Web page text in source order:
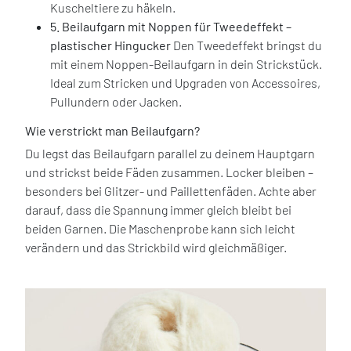
Kuscheltiere zu häkeln.
5. Beilaufgarn mit Noppen für Tweedeffekt –
plastischer Hingucker Den Tweedeffekt bringst du
mit einem Noppen-Beilaufgarn in dein Strickstück.
Ideal zum Stricken und Upgraden von Accessoires,
Pullundern oder Jacken.
Wie verstrickt man Beilaufgarn?
Du legst das Beilaufgarn parallel zu deinem Hauptgarn
und strickst beide Fäden zusammen. Locker bleiben –
besonders bei Glitzer- und Paillettenfäden. Achte aber
darauf, dass die Spannung immer gleich bleibt bei
beiden Garnen. Die Maschenprobe kann sich leicht
verändern und das Strickbild wird gleichmäßiger.